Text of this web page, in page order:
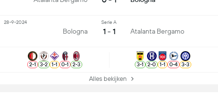
Bologna
Serie A
1 - 1 Atalanta Bergamo
28-9-2024
2-1 3-2 1-1 0-1 2-3 3-1 2-0 1-1 0-4 3-3
Alles bekijken